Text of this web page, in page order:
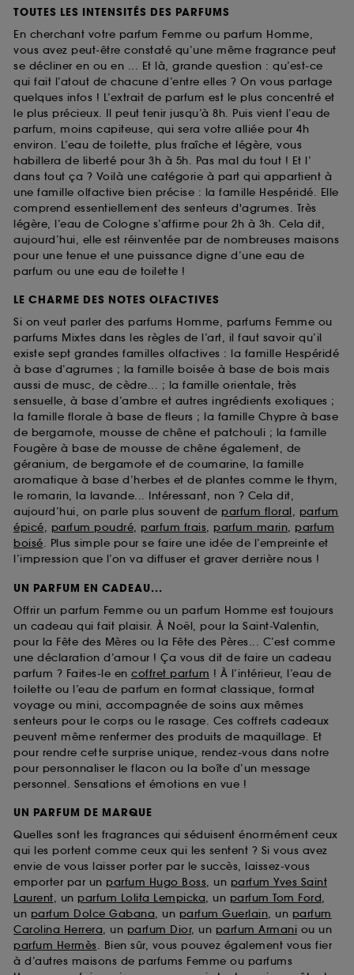
TOUTES LES INTENSITÉS DES PARFUMS
En cherchant votre parfum Femme ou parfum Homme,
vous avez peut-être constaté qu’une même fragrance peut
se décliner en ou en ... Et là, grande question : qu’est-ce
qui fait l’atout de chacune d’entre elles ? On vous partage
quelques infos ! L’extrait de parfum est le plus concentré et
le plus précieux. Il peut tenir jusqu’à 8h. Puis vient l’eau de
parfum, moins capiteuse, qui sera votre alliée pour 4h
environ. L’eau de toilette, plus fraîche et légère, vous
habillera de liberté pour 3h à 5h. Pas mal du tout ! Et l’
dans tout ça ? Voilà une catégorie à part qui appartient à
une famille olfactive bien précise : la famille Hespéridé. Elle
comprend essentiellement des senteurs d'agrumes. Très
légère, l’eau de Cologne s’affirme pour 2h à 3h. Cela dit,
aujourd’hui, elle est réinventée par de nombreuses maisons
pour une tenue et une puissance digne d’une eau de
parfum ou une eau de toilette !
LE CHARME DES NOTES OLFACTIVES
Si on veut parler des parfums Homme, parfums Femme ou
parfums Mixtes dans les règles de l’art, il faut savoir qu’il
existe sept grandes familles olfactives : la famille Hespéridé
à base d’agrumes ; la famille boisée à base de bois mais
aussi de musc, de cèdre... ; la famille orientale, très
sensuelle, à base d’ambre et autres ingrédients exotiques ;
la famille florale à base de fleurs ; la famille Chypre à base
de bergamote, mousse de chêne et patchouli ; la famille
Fougère à base de mousse de chêne également, de
géranium, de bergamote et de coumarine, la famille
aromatique à base d’herbes et de plantes comme le thym,
le romarin, la lavande... Intéressant, non ? Cela dit,
aujourd’hui, on parle plus souvent de parfum floral, parfum
épicé, parfum poudré, parfum frais, parfum marin, parfum
boisé. Plus simple pour se faire une idée de l’empreinte et
l’impression que l’on va diffuser et graver derrière nous !
UN PARFUM EN CADEAU...
Offrir un parfum Femme ou un parfum Homme est toujours
un cadeau qui fait plaisir. À Noël, pour la Saint-Valentin,
pour la Fête des Mères ou la Fête des Pères... C’est comme
une déclaration d’amour ! Ça vous dit de faire un cadeau
parfum ? Faites-le en coffret parfum ! À l’intérieur, l’eau de
toilette ou l’eau de parfum en format classique, format
voyage ou mini, accompagnée de soins aux mêmes
senteurs pour le corps ou le rasage. Ces coffrets cadeaux
peuvent même renfermer des produits de maquillage. Et
pour rendre cette surprise unique, rendez-vous dans notre
pour personnaliser le flacon ou la boîte d’un message
personnel. Sensations et émotions en vue !
UN PARFUM DE MARQUE
Quelles sont les fragrances qui séduisent énormément ceux
qui les portent comme ceux qui les sentent ? Si vous avez
envie de vous laisser porter par le succès, laissez-vous
emporter par un parfum Hugo Boss, un parfum Yves Saint
Laurent, un parfum Lolita Lempicka, un parfum Tom Ford,
un parfum Dolce Gabana, un parfum Guerlain, un parfum
Carolina Herrera, un parfum Dior, un parfum Armani ou un
parfum Hermès. Bien sûr, vous pouvez également vous fier
à d’autres maisons de parfums Femme ou parfums